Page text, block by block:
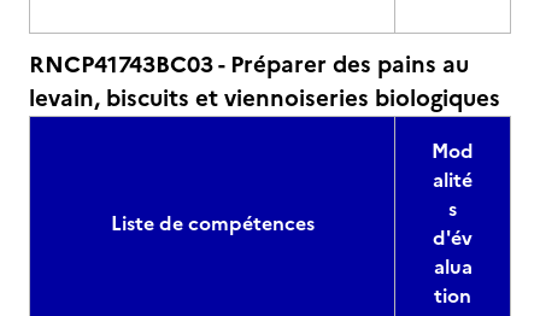
RNCP41743BC03 - Préparer des pains au
levain, biscuits et viennoiseries biologiques
Liste de compétences
Mod
alité
s
d'év
alua
tion